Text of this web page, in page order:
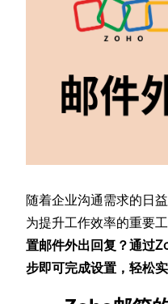
随着企业沟通需求的日
为提升工作效率的重要
置邮件外出回复？通过
步即可完成设置，轻松实